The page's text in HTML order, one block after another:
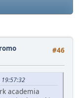
#46
19:57:32
academia